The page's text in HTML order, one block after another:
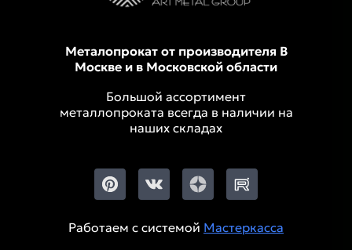
Металопрокат от производителя В
Москве и в Московской области
Большой ассортимент
металлопроката всегда в наличии на
наших складах
Работаем с системой Мастеркасса